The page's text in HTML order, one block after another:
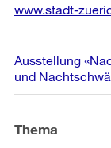
www.stadt-
Weitere
Ausstellung
und
Thema